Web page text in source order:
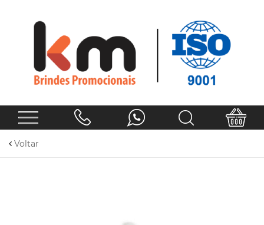
Voltar